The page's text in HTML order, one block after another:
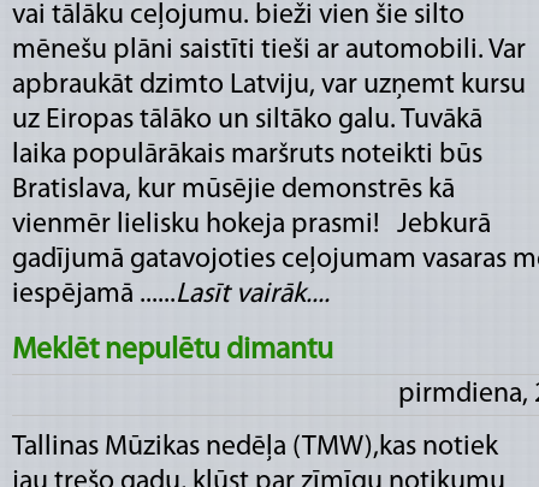
vai tālāku ceļojumu. bieži vien šie silto
mēnešu plāni saistīti tieši ar automobili. Var
apbraukāt dzimto Latviju, var uzņemt kursu
uz Eiropas tālāko un siltāko galu. Tuvākā
laika populārākais maršruts noteikti būs
Bratislava, kur mūsējie demonstrēs kā
vienmēr lielisku hokeja prasmi! Jebkurā
gadījumā gatavojoties ceļojumam vasaras
iespējamā ......Lasīt vairāk....
Meklēt nepulētu dimantu
pirmdiena,
Tallinas Mūzikas nedēļa (TMW),kas notiek